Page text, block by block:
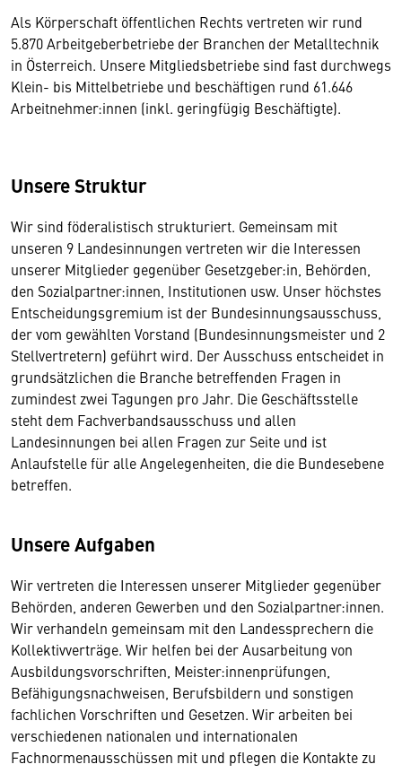
Als Körperschaft öffentlichen Rechts vertreten wir rund
5.870 Arbeitgeberbetriebe der Branchen der Metalltechnik
in Österreich. Unsere Mitgliedsbetriebe sind fast durchwegs
Klein- bis Mittelbetriebe und beschäftigen rund 61.646
Arbeitnehmer:innen (inkl. geringfügig Beschäftigte).
Unsere Struktur
Wir sind föderalistisch strukturiert. Gemeinsam mit
unseren 9 Landesinnungen vertreten wir die Interessen
unserer Mitglieder gegenüber Gesetzgeber:in, Behörden,
den Sozialpartner:innen, Institutionen usw. Unser höchstes
Entscheidungsgremium ist der Bundesinnungsausschuss,
der vom gewählten Vorstand (Bundesinnungsmeister und 2
Stellvertretern) geführt wird. Der Ausschuss entscheidet in
grundsätzlichen die Branche betreffenden Fragen in
zumindest zwei Tagungen pro Jahr. Die Geschäftsstelle
steht dem Fachverbandsausschuss und allen
Landesinnungen bei allen Fragen zur Seite und ist
Anlaufstelle für alle Angelegenheiten, die die Bundesebene
betreffen.
Unsere Aufgaben
Wir vertreten die Interessen unserer Mitglieder gegenüber
Behörden, anderen Gewerben und den Sozialpartner:innen.
Wir verhandeln gemeinsam mit den Landessprechern die
Kollektivverträge. Wir helfen bei der Ausarbeitung von
Ausbildungsvorschriften, Meister:innenprüfungen,
Befähigungsnachweisen, Berufsbildern und sonstigen
fachlichen Vorschriften und Gesetzen. Wir arbeiten bei
verschiedenen nationalen und internationalen
Fachnormenausschüssen mit und pflegen die Kontakte zu